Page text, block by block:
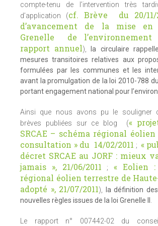
compte-tenu de l’intervention très
d’application (cf. Brève du 20/11/
d’avancement de la mise en
Grenelle de l’environnement
rapport annuel),
la circulaire
mesures transitoires relatives aux
formulées par les communes et les
avant la promulgation de la loi 2010-788
portant engagement national pour
Ainsi que nous avons pu le souligner
brèves publiées sur ce blog («
SRCAE – schéma régional
consultation » du 14/02/2011 ; «
décret SRCAE au JORF : mieux
jamais », 21/06/2011
; « Eolien
régional éolien terrestre de
adopté », 21/07/2011),
la définition
nouvelles règles issues de la loi Grenelle II
Le rapport n° 007442-02 du